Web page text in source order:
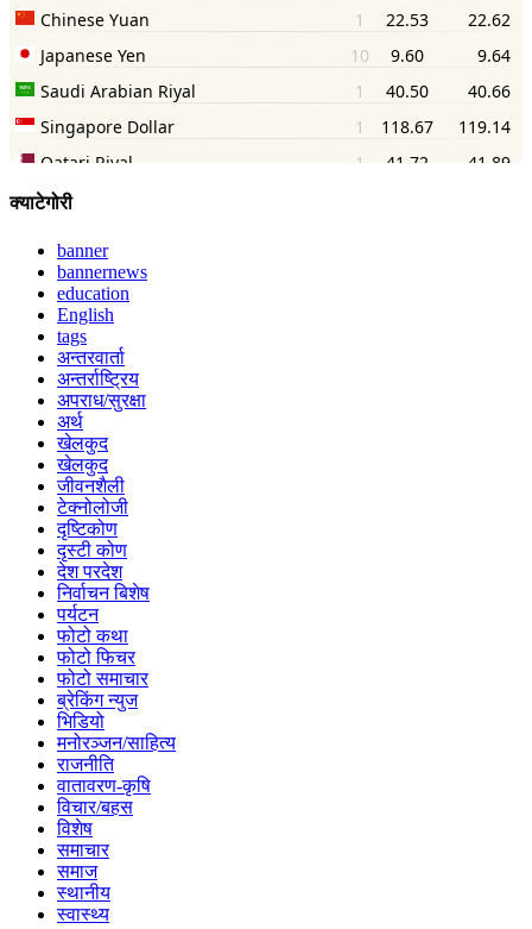
क्याटेगोरी
banner
bannernews
education
English
tags
अन्तरवार्ता
अन्तर्राष्ट्रिय
अपराध/सुरक्षा
अर्थ
खेलकुद
खेलकुद
जीवनशैली
टेक्नोलोजी
दृष्टिकोण
दृस्टी कोण
देश परदेश
निर्वाचन बिशेष
पर्यटन
फोटो कथा
फोटो फिचर
फोटो समाचार
ब्रेकिंग न्युज
भिडियो
मनोरञ्जन/साहित्य
राजनीति
वातावरण-कृषि
विचार/बहस
विशेष
समाचार
समाज
स्थानीय
स्वास्थ्य